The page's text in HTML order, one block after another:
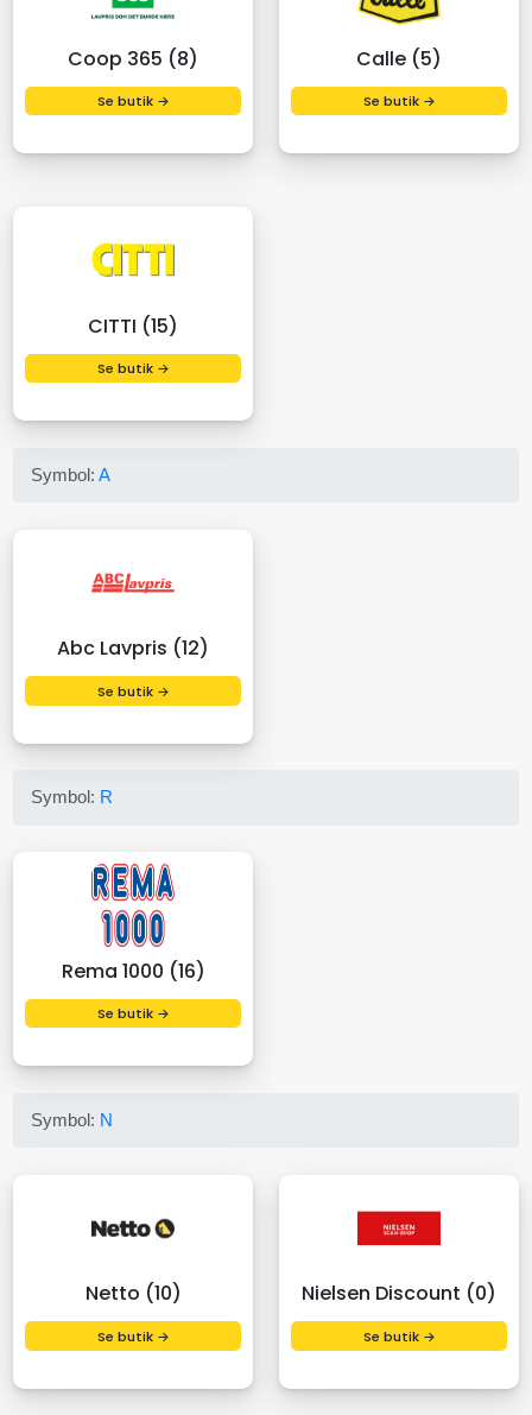
Coop 365 (8)
Se butik →
Calle (5)
Se butik →
CITTI (15)
Se butik →
Symbol:A
Abc Lavpris (12)
Se butik →
Symbol: R
Rema 1000 (16)
Se butik →
Symbol: N
Netto (10)
Se butik →
Nielsen Discount (0)
Se butik →